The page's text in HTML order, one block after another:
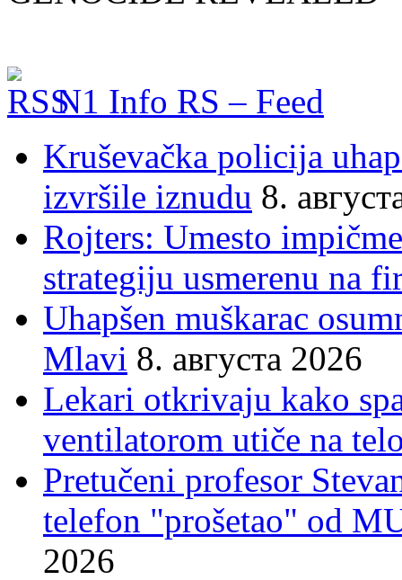
N1 Info RS – Feed
Kruševačka policija
izvršile iznudu 8.
Rojters: Umesto
strategiju usmerenu na
Uhapšen muškarac
Mlavi 8. августа 2026
Lekari otkrivaju kako
ventilatorom utiče na
Pretučeni profesor
telefon "prošetao" od
2026